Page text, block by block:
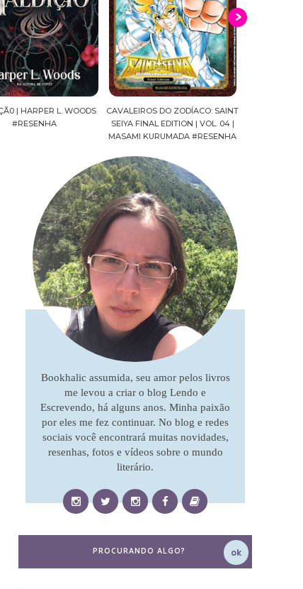
CAVALEIROS DO ZODÍACO: SAINT
SEIYA FINAL EDITION | VOL. 04 |
MASAMI KURUMADA #RESENHA
O CLUBE DO LIVRO MORTAL | LYN
LIAO BUTLER #RESENHA
Bookhalic assumida, seu amor pelos livros
me levou a criar o blog Lendo e
Escrevendo, há alguns anos. Minha paixão
por eles me fez continuar. No blog e redes
sociais você encontrará muitas novidades,
resenhas, fotos e vídeos sobre o mundo
literário.